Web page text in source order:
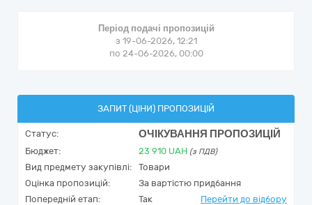
Період подачі пропозицій
з 19-06-2026, 12:21
по 24-06-2026, 00:00
ЗАПИТ (ЦІНИ) ПРОПОЗИЦІЙ
Статус: ОЧІКУВАННЯ ПРОПОЗИЦІЙ
Бюджет: 23 910 UAH (з ПДВ)
Вид предмету закупівлі:
Товари
Оцінка пропозицій:
За вартістю придбання
Попередній етап:
Так Перейти до відбору